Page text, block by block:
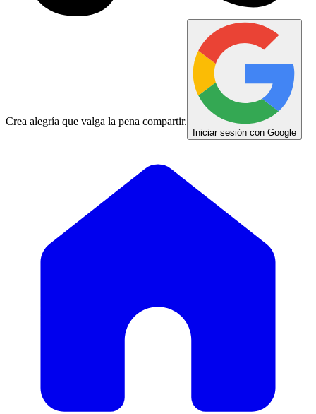
Crea alegría que valga la pena compartir.
Iniciar sesión con Google